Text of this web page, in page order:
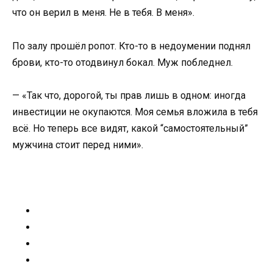
что он верил в меня. Не в тебя. В меня».
По залу прошёл ропот. Кто-то в недоумении поднял
брови, кто-то отодвинул бокал. Муж побледнел.
— «Так что, дорогой, ты прав лишь в одном: иногда
инвестиции не окупаются. Моя семья вложила в тебя
всё. Но теперь все видят, какой “самостоятельный”
мужчина стоит перед ними».